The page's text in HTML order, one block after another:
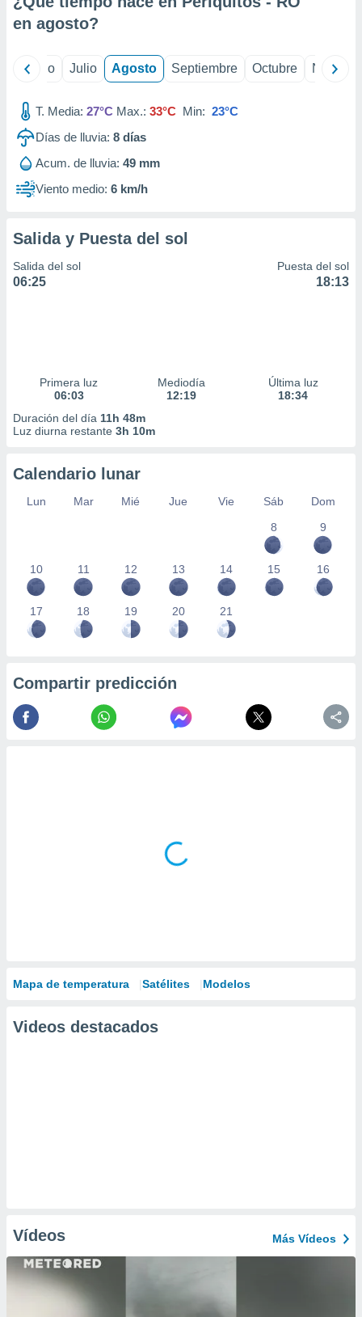
e
publicidad
publicidad
de
en agosto?
Junio Julio Agosto Septiembre Octubre
T. Media: 27°C Max.: 33°C Min: 23°C
Días de lluvia: 8 días
Acum. de lluvia: 49 mm
Viento medio: 6 km/h
Salida y Puesta del sol
Salida del sol
06:25
Puesta del sol
18:13
Primera luz
06:03
Mediodía
12:19
Última luz
18:34
Duración del día 11h 48m
Luz diurna restante 3h 10m
Calendario lunar
Lun Mar Mié Jue Vie Sáb
Dom
8
9
10 11 12 13 14 15 16
17 18 19 20 21
Compartir predicción
Mapa de temperatura Satélites Modelos
Videos destacados
Vídeos Más Vídeos